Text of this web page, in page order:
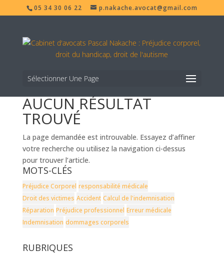
05 34 30 06 22 p.nakache.avocat@gmail.com
Sélectionner Une Page
AUCUN RÉSULTAT
TROUVÉ
La page demandée est introuvable. Essayez d’affiner
votre recherche ou utilisez la navigation ci-dessus
pour trouver l’article.
MOTS-CLÉS
Préjudice Corporel responsabilité médicale
Droit des victimes Accident Calcul de l'indemnisation
Réparation Préjudice professionnel Erreur médicale
Indemnisation dommages corporels
RUBRIQUES